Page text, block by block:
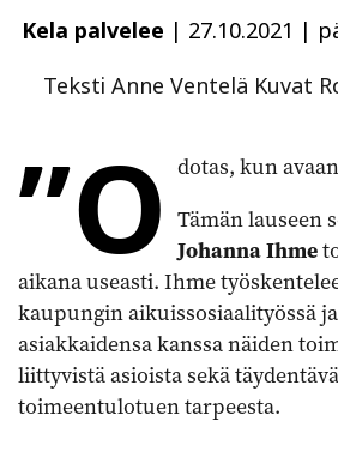
Kela palvelee | 27.10.2021 |
Teksti Anne Ventelä Kuvat
”O dotas, kun
Tämän lauseen
Johanna Ihme
aikana useasti. Ihme
kaupungin aikuissosiaalityössä
asiakkaidensa kanssa näiden
liittyvistä asioista sekä
toimeentulotuen tarpeesta.